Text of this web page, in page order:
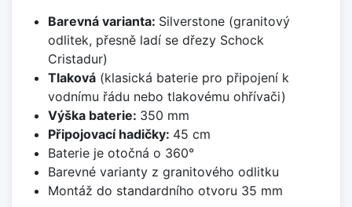
Barevná varianta: Silverstone (granitový
odlitek, přesně ladí se dřezy Schock
Cristadur)
Tlaková(klasická baterie pro připojení k
vodnímu řádu nebo tlakovému ohřívači)
Výška baterie: 350 mm
Připojovací hadičky: 45 cm
Baterie je otočná o 360°
Barevné varianty z granitového odlitku
Montáž do standardního otvoru 35 mm